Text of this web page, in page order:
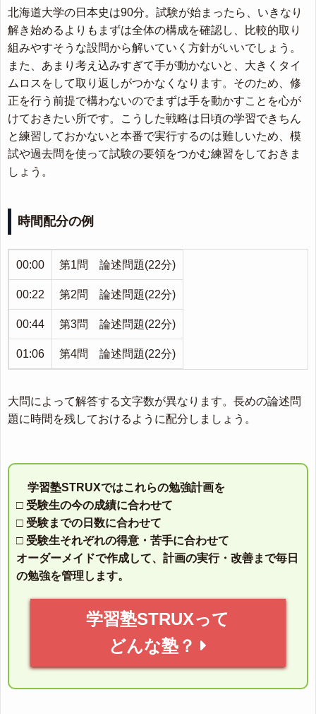
北海道大学の日本史は90分。試験が始まったら、いきなり
解き始めるよりもまずは全体の構成を確認し、比較的取り
組みやすそうな設問から解いていく方針がいいでしょう。
また、あまり考え込みすぎて手が動かないと、大きくタイ
ムロスをして取り返しがつかなくなります。そのため、修
正を行う前提で構わないのでまずは手を動かすことを心が
けておきたい所です。こうした戦略は日頃の学習できちん
と練習しておかないと本番で実行するのは難しいため、模
試や過去問を使って試験の要領をつかむ練習をしておきま
しょう。
時間配分の例
00:00 第1問 論述問題(22分)
00:22 第2問 論述問題(22分)
00:44 第3問 論述問題(22分)
01:06 第4問 論述問題(22分)
大問によって解答する文字数が異なります。長めの論述問
題に時間を残しておけるように配分しましょう。
学習塾STRUXではこれらの勉強計画を
□ 受験生の今の成績に合わせて
□ 受験までの日数に合わせて
□ 受験生それぞれの得意・苦手に合わせて
オーダーメイドで作成して、計画の実行・改善まで毎日
の勉強を管理します。
学習塾STRUXって
どんな塾？